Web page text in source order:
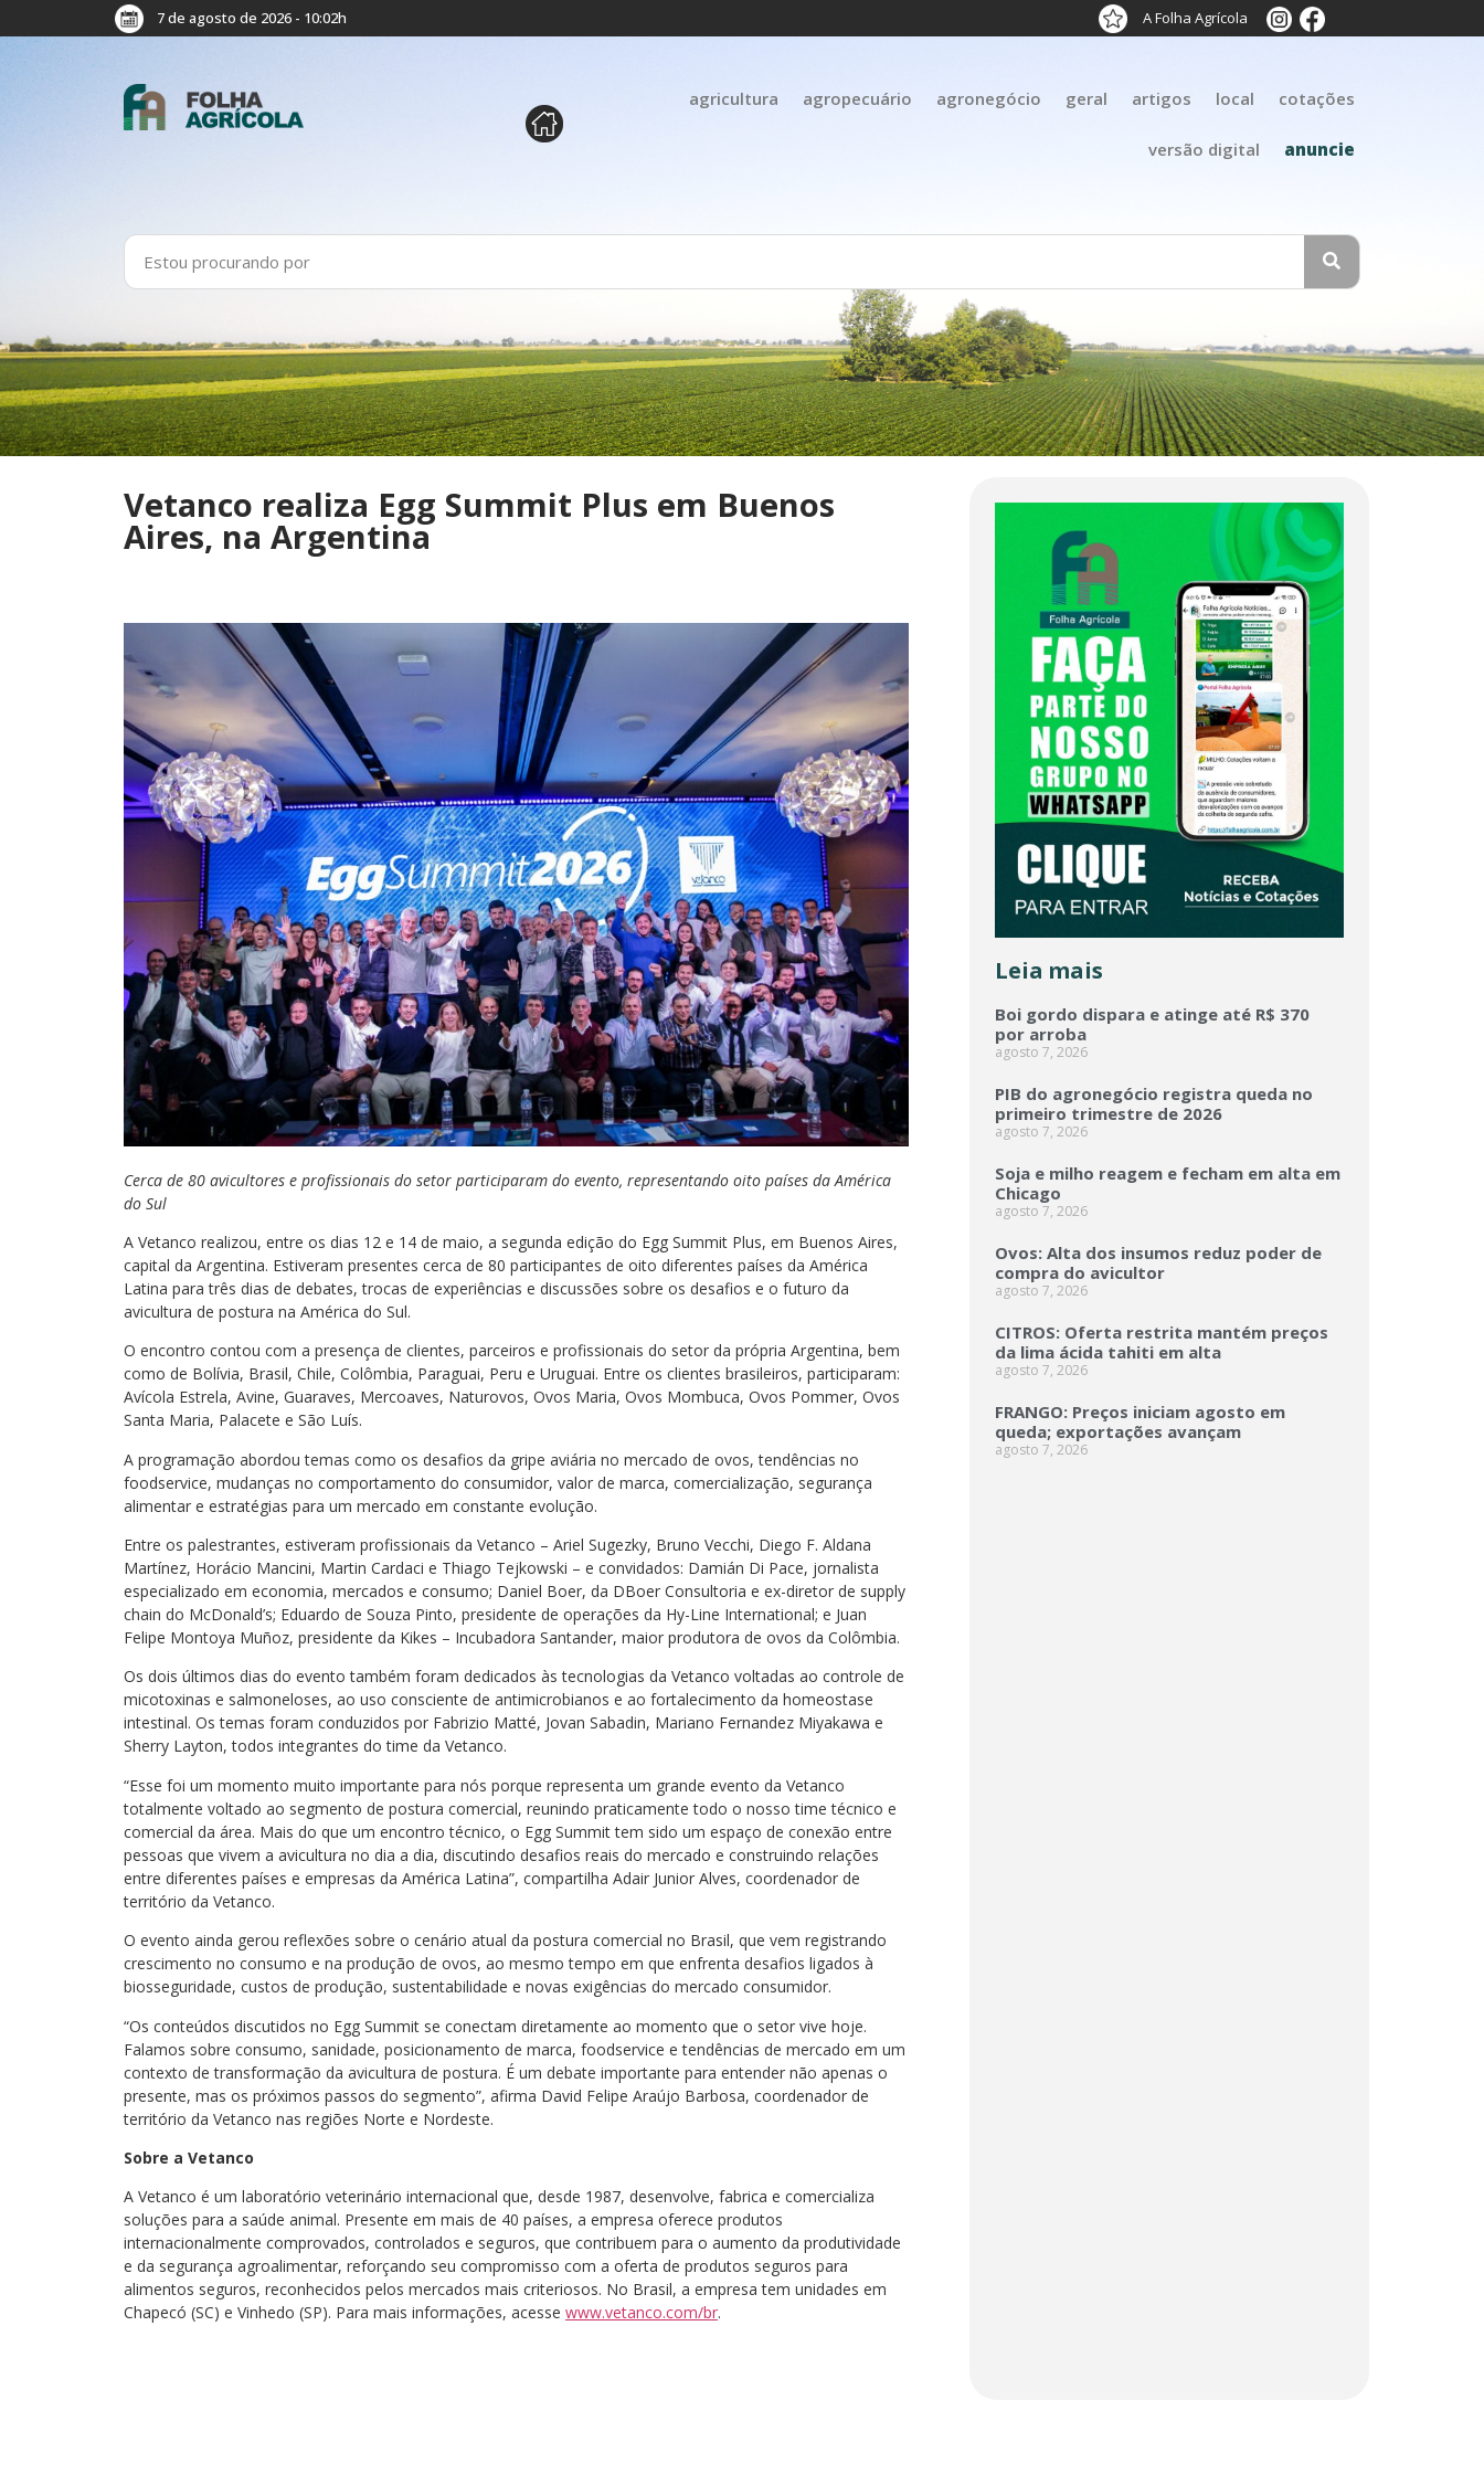
7 de agosto de 2026 - 10:02h A Folha Agrícola
agricultura agropecuário agronegócio geral artigos local cotações
versão digital anuncie
Vetanco realiza Egg Summit Plus em Buenos
Aires, na Argentina
Cerca de 80 avicultores e profissionais do setor participaram do evento, representando oito países da América
do Sul
A Vetanco realizou, entre os dias 12 e 14 de maio, a segunda edição do Egg Summit Plus, em Buenos Aires,
capital da Argentina. Estiveram presentes cerca de 80 participantes de oito diferentes países da América
Latina para três dias de debates, trocas de experiências e discussões sobre os desafios e o futuro da
avicultura de postura na América do Sul.
O encontro contou com a presença de clientes, parceiros e profissionais do setor da própria Argentina, bem
como de Bolívia, Brasil, Chile, Colômbia, Paraguai, Peru e Uruguai. Entre os clientes brasileiros, participaram:
Avícola Estrela, Avine, Guaraves, Mercoaves, Naturovos, Ovos Maria, Ovos Mombuca, Ovos Pommer, Ovos
Santa Maria, Palacete e São Luís.
A programação abordou temas como os desafios da gripe aviária no mercado de ovos, tendências no
foodservice, mudanças no comportamento do consumidor, valor de marca, comercialização, segurança
alimentar e estratégias para um mercado em constante evolução.
Entre os palestrantes, estiveram profissionais da Vetanco – Ariel Sugezky, Bruno Vecchi, Diego F. Aldana
Martínez, Horácio Mancini, Martin Cardaci e Thiago Tejkowski – e convidados: Damián Di Pace, jornalista
especializado em economia, mercados e consumo; Daniel Boer, da DBoer Consultoria e ex-diretor de supply
chain do McDonald’s; Eduardo de Souza Pinto, presidente de operações da Hy-Line International; e Juan
Felipe Montoya Muñoz, presidente da Kikes – Incubadora Santander, maior produtora de ovos da Colômbia.
Os dois últimos dias do evento também foram dedicados às tecnologias da Vetanco voltadas ao controle de
micotoxinas e salmoneloses, ao uso consciente de antimicrobianos e ao fortalecimento da homeostase
intestinal. Os temas foram conduzidos por Fabrizio Matté, Jovan Sabadin, Mariano Fernandez Miyakawa e
Sherry Layton, todos integrantes do time da Vetanco.
“Esse foi um momento muito importante para nós porque representa um grande evento da Vetanco
totalmente voltado ao segmento de postura comercial, reunindo praticamente todo o nosso time técnico e
comercial da área. Mais do que um encontro técnico, o Egg Summit tem sido um espaço de conexão entre
pessoas que vivem a avicultura no dia a dia, discutindo desafios reais do mercado e construindo relações
entre diferentes países e empresas da América Latina”, compartilha Adair Junior Alves, coordenador de
território da Vetanco.
O evento ainda gerou reflexões sobre o cenário atual da postura comercial no Brasil, que vem registrando
crescimento no consumo e na produção de ovos, ao mesmo tempo em que enfrenta desafios ligados à
biosseguridade, custos de produção, sustentabilidade e novas exigências do mercado consumidor.
“Os conteúdos discutidos no Egg Summit se conectam diretamente ao momento que o setor vive hoje.
Falamos sobre consumo, sanidade, posicionamento de marca, foodservice e tendências de mercado em um
contexto de transformação da avicultura de postura. É um debate importante para entender não apenas o
presente, mas os próximos passos do segmento”, afirma David Felipe Araújo Barbosa, coordenador de
território da Vetanco nas regiões Norte e Nordeste.
Sobre a Vetanco
A Vetanco é um laboratório veterinário internacional que, desde 1987, desenvolve, fabrica e comercializa
soluções para a saúde animal. Presente em mais de 40 países, a empresa oferece produtos
internacionalmente comprovados, controlados e seguros, que contribuem para o aumento da produtividade
e da segurança agroalimentar, reforçando seu compromisso com a oferta de produtos seguros para
alimentos seguros, reconhecidos pelos mercados mais criteriosos. No Brasil, a empresa tem unidades em
Chapecó (SC) e Vinhedo (SP). Para mais informações, acesse www.vetanco.com/br.
Leia mais
Boi gordo dispara e atinge até R$ 370
por arroba
agosto 7, 2026
PIB do agronegócio registra queda no
primeiro trimestre de 2026
agosto 7, 2026
Soja e milho reagem e fecham em alta em
Chicago
agosto 7, 2026
Ovos: Alta dos insumos reduz poder de
compra do avicultor
agosto 7, 2026
CITROS: Oferta restrita mantém preços
da lima ácida tahiti em alta
agosto 7, 2026
FRANGO: Preços iniciam agosto em
queda; exportações avançam
agosto 7, 2026